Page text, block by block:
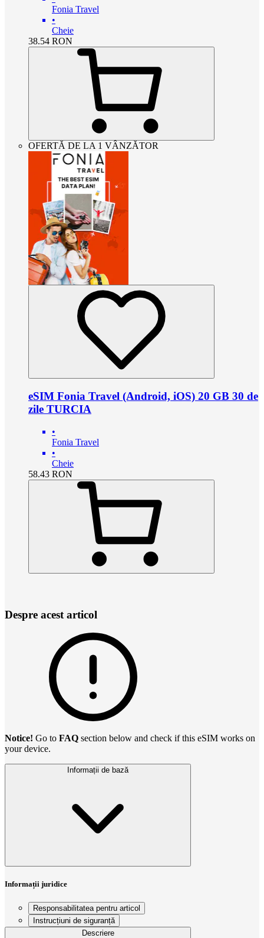
Fonia Travel
•
Cheie
38.54 RON
OFERTĂ DE LA 1 VÂNZĂTOR
eSIM Fonia Travel (Android, iOS) 20 GB 30 de
zile TURCIA
•
Fonia Travel
•
Cheie
58.43 RON
Despre acest articol
Notice! Go to FAQ section below and check if this eSIM works on
your device.
Informații de bază
Informații juridice
Responsabilitatea pentru articol
Instrucțiuni de siguranță
Descriere